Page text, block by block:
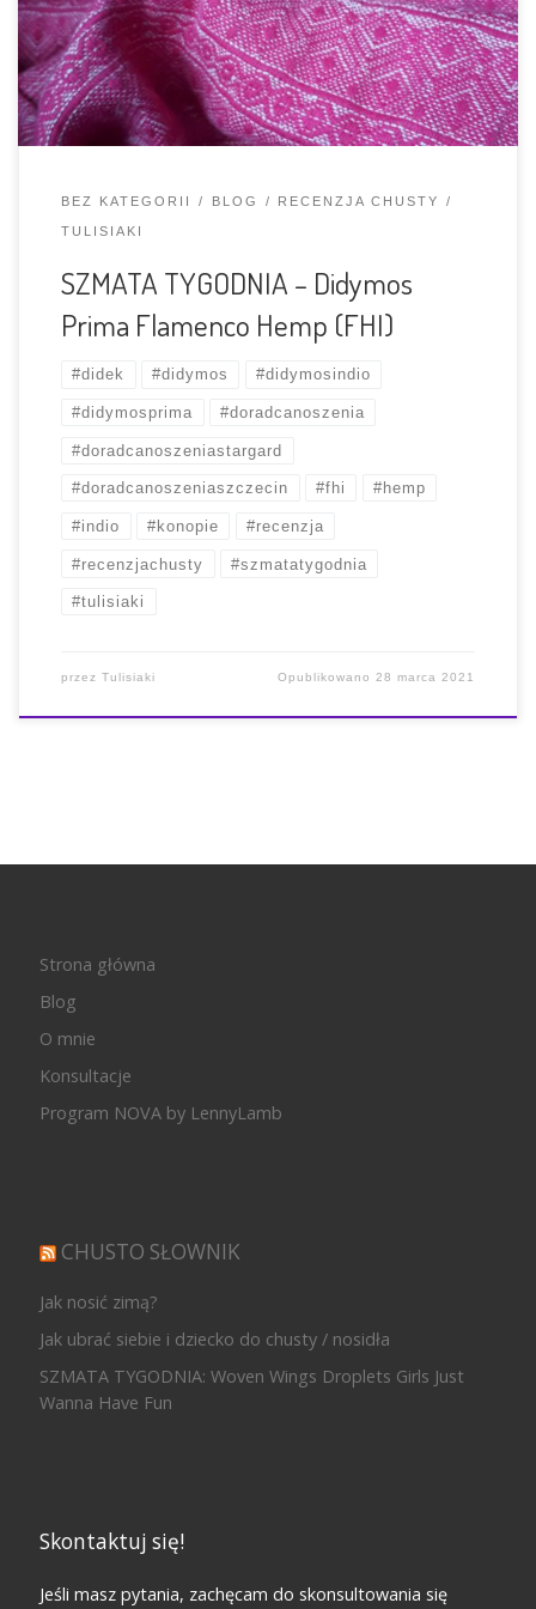
zdecydowanie mniej) i mięciutka. Cudownie plastyczna,
dociąga się jak masełko i otula jak bandaż.
Noworodkowy ideał, ale dzięki […]
BEZ KATEGORII BLOG RECENZJA CHUSTY
TULISIAKI
SZMATA TYGODNIA – Didymos
Prima Flamenco Hemp (FHI)
#didek #didymos #didymosindio
#didymosprima #doradcanoszenia
#doradcanoszeniastargard
#doradcanoszeniaszczecin #fhi #hemp
#indio #konopie #recenzja
#recenzjachusty #szmatatygodnia
#tulisiaki
przez Tulisiaki Opublikowano28 marca 2021
Strona główna
Blog
O mnie
Konsultacje
Program NOVA by LennyLamb
CHUSTO SŁOWNIK
Jak nosić zimą?
Jak ubrać siebie i dziecko do chusty / nosidła
SZMATA TYGODNIA: Woven Wings Droplets Girls Just
Wanna Have Fun
Skontaktuj się!
Jeśli masz pytania, zachęcam do skonsultowania się